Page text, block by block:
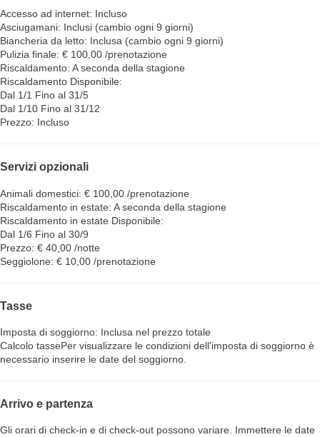
Accesso ad internet: Incluso
Asciugamani: Inclusi (cambio ogni 9 giorni)
Biancheria da letto: Inclusa (cambio ogni 9 giorni)
Pulizia finale: € 100,00 /prenotazione
Riscaldamento: A seconda della stagione
Riscaldamento Disponibile:
Dal 1/1 Fino al 31/5
Dal 1/10 Fino al 31/12
Prezzo: Incluso
Servizi opzionali
Animali domestici: € 100,00 /prenotazione
Riscaldamento in estate: A seconda della stagione
Riscaldamento in estate Disponibile:
Dal 1/6 Fino al 30/9
Prezzo: € 40,00 /notte
Seggiolone: € 10,00 /prenotazione
Tasse
Imposta di soggiorno: Inclusa nel prezzo totale
Calcolo tassePer visualizzare le condizioni dell'imposta di soggiorno è
necessario inserire le date del soggiorno.
Arrivo e partenza
Gli orari di check-in e di check-out possono variare. Immettere le date